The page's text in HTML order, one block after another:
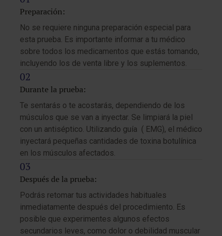
Preparación:
No se requiere ninguna preparación especial para
esta prueba. Es importante informar a tu médico
sobre todos los medicamentos que estás tomando,
incluyendo los de venta libre y los suplementos.
Durante la prueba:
Te sentarás o te acostarás, dependiendo de los
músculos que se van a inyectar. Se limpiará la piel
con un antiséptico. Utilizando guía ( EMG), el médico
inyectará pequeñas cantidades de toxina botulínica
en los músculos afectados.
Después de la prueba:
Podrás retomar tus actividades habituales
inmediatamente después del procedimiento. Es
posible que experimentes algunos efectos
secundarios leves, como dolor o debilidad muscular